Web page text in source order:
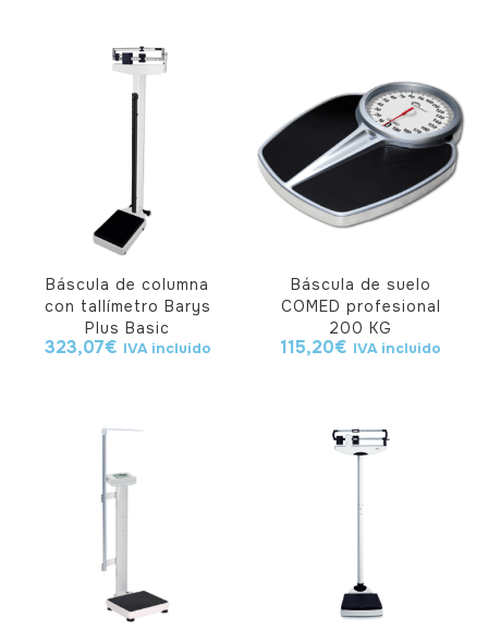
Báscula de columna
con tallímetro Barys
Plus Basic
323,07€ IVA incluido
Báscula de suelo
COMED profesional
200 KG
115,20€ IVA incluido